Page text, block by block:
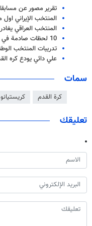
تقرير مصور عن
المنتخب الإيراني
المنتخب العراقي
10 لحظات صادمة في تاريخ كرة القدم
تدريبات المنتخب
علي دائي يودع كره
سمات
كرة القدم
تعليقك